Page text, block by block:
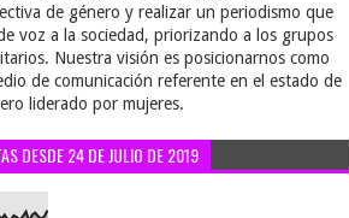
de género y realizar un periodismo que
voz a la sociedad, priorizando a los grupos
Nuestra visión es posicionarnos como
de comunicación referente en el estado de
liderado por mujeres.
DESDE 24 DE JULIO DE 2019